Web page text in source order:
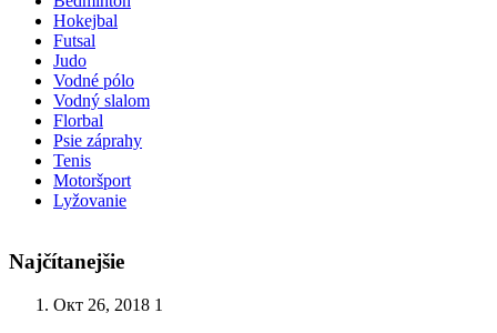
Hokejbal
Futsal
Judo
Vodné pólo
Vodný slalom
Florbal
Psie záprahy
Tenis
Motoršport
Lyžovanie
Najčítanejšie
Окт 26, 2018 1